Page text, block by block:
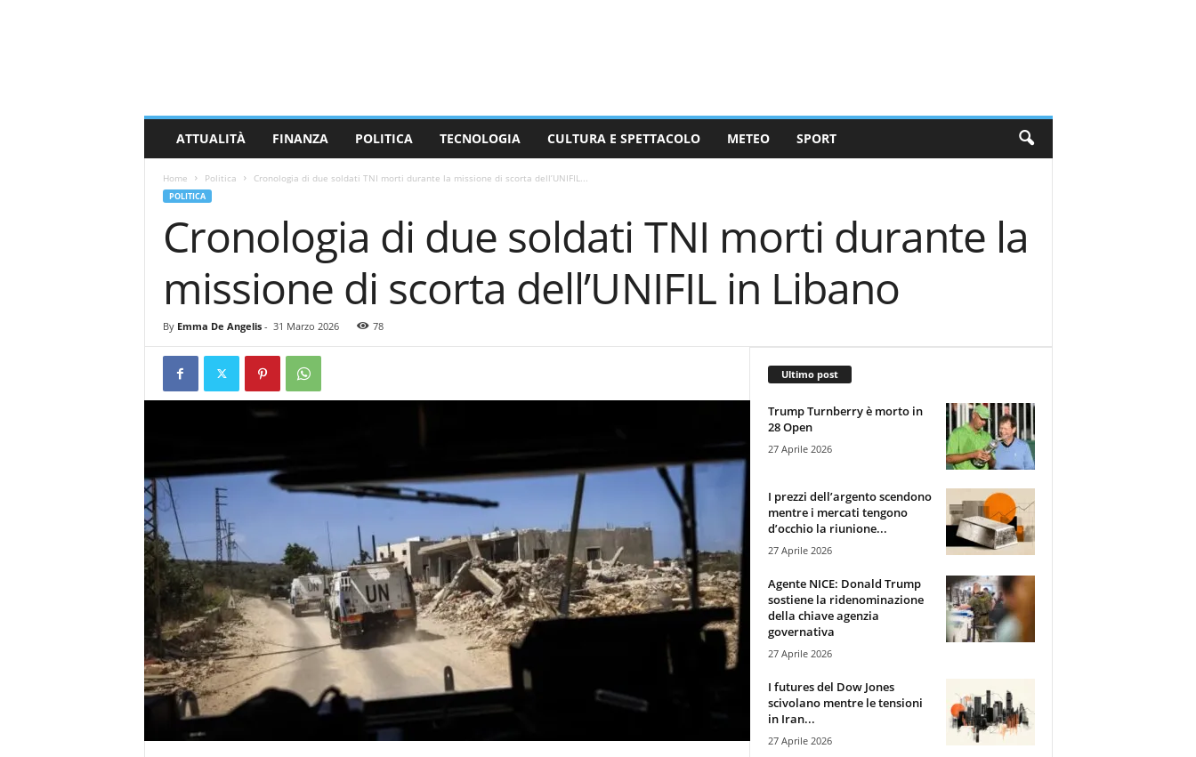
ATTUALITÀ FINANZA POLITICA TECNOLOGIA CULTURA E SPETTACOLO METEO SPORT
Home Politica Cronologia di due soldati TNI morti durante la missione di scorta dell’UNIFIL...
POLITICA
Cronologia di due soldati TNI morti durante la
missione di scorta dell’UNIFIL in Libano
By Emma De Angelis- 31 Marzo 2026 78
Ultimo post
Trump Turnberry è morto in
28 Open
27 Aprile 2026
I prezzi dell’argento scendono
mentre i mercati tengono
d’occhio la riunione...
27 Aprile 2026
Agente NICE: Donald Trump
sostiene la ridenominazione
della chiave agenzia
governativa
27 Aprile 2026
I futures del Dow Jones
scivolano mentre le tensioni
in Iran...
27 Aprile 2026